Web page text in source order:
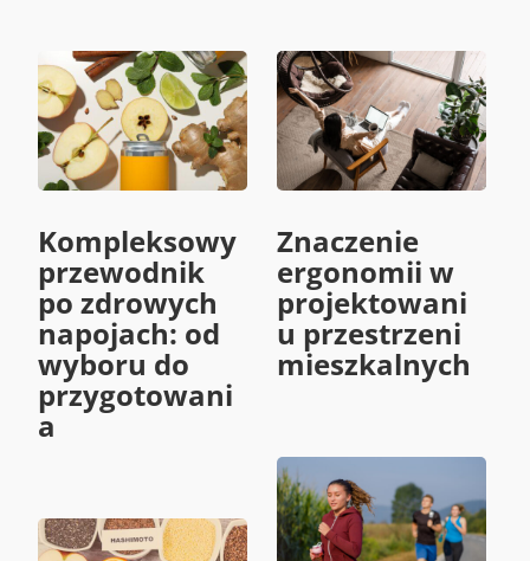
Kompleksowy
przewodnik
po zdrowych
napojach: od
wyboru do
przygotowani
a
Znaczenie
ergonomii w
projektowani
u przestrzeni
mieszkalnych